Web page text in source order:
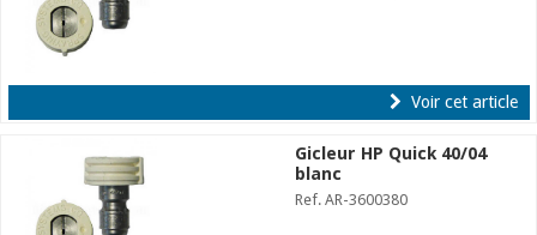
Voir cet article
Gicleur HP Quick 40/04
blanc
Ref. AR-3600380